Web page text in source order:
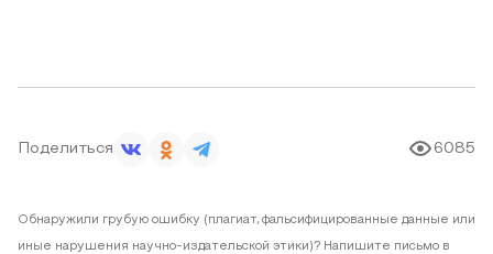
Поделиться 6085
Обнаружили грубую ошибку (плагиат, фальсифицированные данные или
иные нарушения научно-издательской этики)? Напишите письмо в